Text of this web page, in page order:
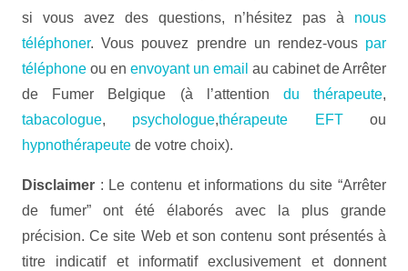
si vous avez des questions, n’hésitez pas à nous
téléphoner. Vous pouvez prendre un rendez-vous par
téléphone ou en envoyant un email au cabinet de Arrêter
de Fumer Belgique (à l’attention du thérapeute,
tabacologue, psychologue,thérapeute EFTou
hypnothérapeute de votre choix).
Disclaimer : Le contenu et informations du site “Arrêter
de fumer” ont été élaborés avec la plus grande
précision. Ce site Web et son contenu sont présentés à
titre indicatif et informatif exclusivement et donnent